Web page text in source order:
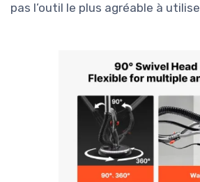
pas l’outil le plus agréable à